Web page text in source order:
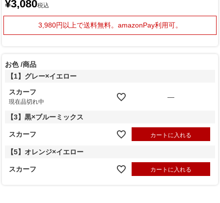
¥3,080税込
3,980円以上で送料無料。 amazonPay利用可。
お色 商品
【1】グレー×イエロー
スカーフ
現在品切れ中
—
【3】黒×ブルーミックス
スカーフ カートに入れる
【5】オレンジ×イエロー
スカーフ カートに入れる